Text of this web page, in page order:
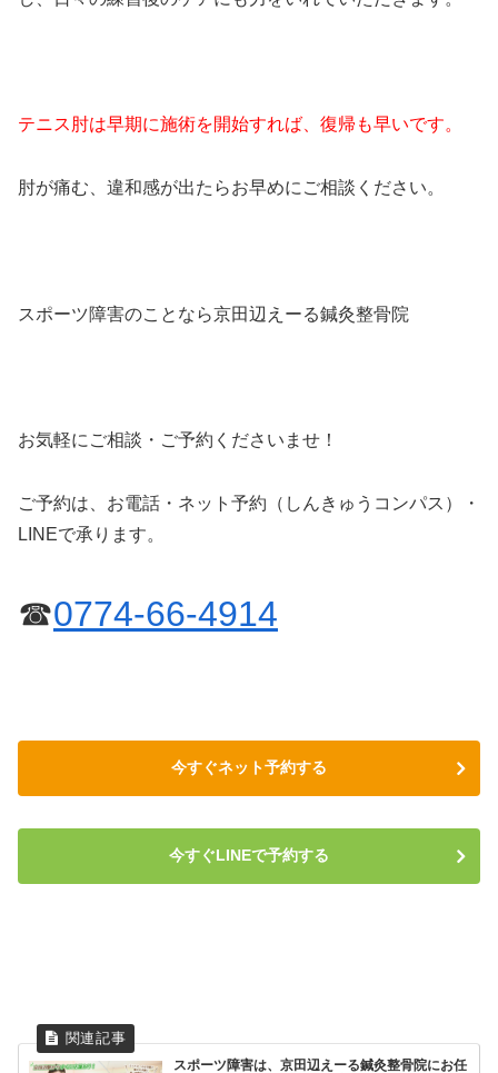
テニス肘は早期に施術を開始すれば、復帰も早いです。
肘が痛む、違和感が出たらお早めにご相談ください。
スポーツ障害のことなら京田辺えーる鍼灸整骨院
お気軽にご相談・ご予約くださいませ！
ご予約は、お電話・ネット予約（しんきゅうコンパス）・
LINEで承ります。
☎0774-66-4914
今すぐネット予約する
今すぐLINEで予約する
スポーツ障害は、京田辺えーる鍼灸整骨院にお任